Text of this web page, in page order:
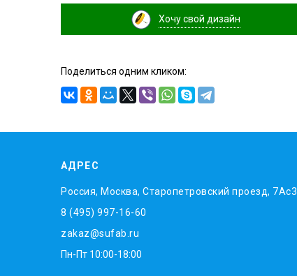
Хочу свой дизайн
Поделиться одним кликом:
АДРЕС
Россия, Москва, Старопетровский проезд, 7Ас3
8 (495) 997-16-60
zakaz@sufab.ru
Пн-Пт 10:00-18:00